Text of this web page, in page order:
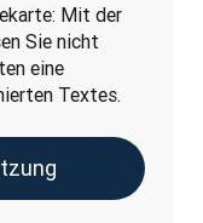
Mit der
Sie nicht
eine
Textes.